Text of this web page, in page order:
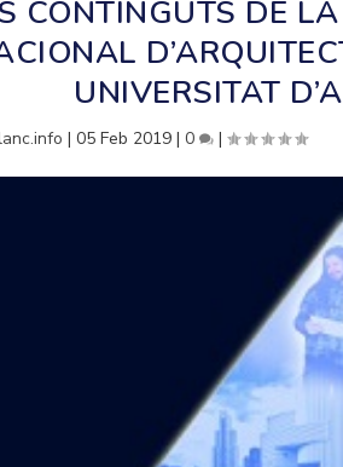
CONTINGUTS DE
UNIVERSITAT
|05 Feb 2019 |0 |